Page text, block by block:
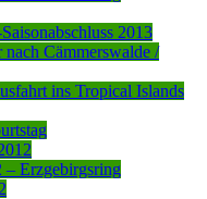
2013
Cämmerswalde /
ins Tropical Islands
– Erzgebirgsring